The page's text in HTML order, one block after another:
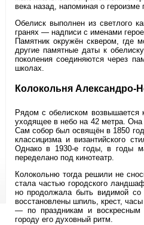
века назад, напоминая о героизме
Обелиск выполнен из светлого
гранях — надписи с именами
Памятник окружён сквером,
другие памятные даты к
поколения соединяются через
школах.
Колокольня Александро-
Рядом с обелиском возвышается
уходящее в небо на 42 метра. Она
Сам собор был освящён в 1850
классицизма и византийского
Однако в 1930-е годы, в годы
переделано под кинотеатр.
Колокольню тогда решили не
стала частью городского
но продолжала быть видимой со
восстановлены шпиль, крест,
— по праздникам и воскресным
городу его духовный ритм.